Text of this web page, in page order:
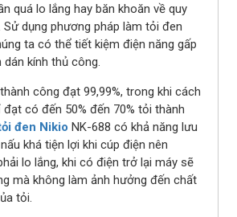
quá lo lắng hay băn khoăn về quy
dụng phương pháp làm tỏi đen
ta có thể tiết kiệm điện năng gấp
kính thủ công.
công đạt 99,99%, trong khi cách
có đến 50% đến 70% tỏi thành
đen Nikio NK-688 có khả năng lưu
khá tiện lợi khi cúp điện nên
lo lắng, khi có điện trở lại máy sẽ
mà không làm ảnh hưởng đến chất
tỏi.